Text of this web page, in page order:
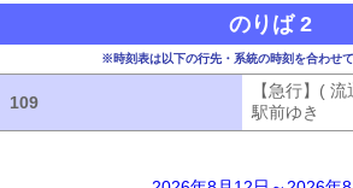
のりば 2
※時刻表は以下の行先・系統の時刻を合わせ
109
【急行】(
駅前ゆき